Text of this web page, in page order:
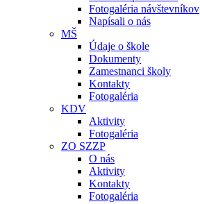
Fotogaléria návštevníkov
Napísali o nás
MŠ
Údaje o škole
Dokumenty
Zamestnanci školy
Kontakty
Fotogaléria
KDV
Aktivity
Fotogaléria
ZO SZZP
O nás
Aktivity
Kontakty
Fotogaléria